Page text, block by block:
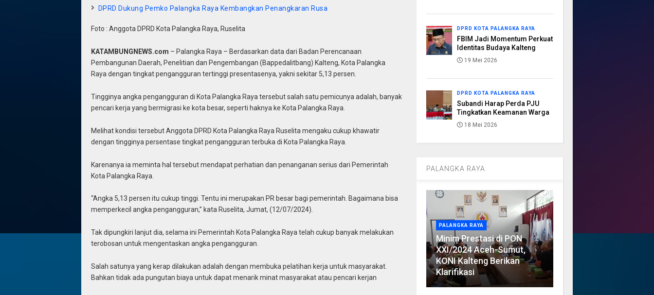
DPRD Dukung Pemko Palangka Raya Kembangkan Penangkaran Rusa
Foto : Anggota DPRD Kota Palangka Raya, Ruselita
KATAMBUNGNEWS.com – Palangka Raya – Berdasarkan data dari Badan Perencanaan
Pembangunan Daerah, Penelitian dan Pengembangan (Bappedalitbang) Kalteng, Kota Palangka
Raya dengan tingkat pengangguran tertinggi presentasenya, yakni sekitar 5,13 persen.
Tingginya angka pengangguran di Kota Palangka Raya tersebut salah satu pemicunya adalah, banyak
pencari kerja yang bermigrasi ke kota besar, seperti haknya ke Kota Palangka Raya.
Melihat kondisi tersebut Anggota DPRD Kota Palangka Raya Ruselita mengaku cukup khawatir
dengan tingginya persentase tingkat pengangguran terbuka di Kota Palangka Raya.
Karenanya ia meminta hal tersebut mendapat perhatian dan penanganan serius dari Pemerintah
Kota Palangka Raya.
“Angka 5,13 persen itu cukup tinggi. Tentu ini merupakan PR besar bagi pemerintah. Bagaimana bisa
memperkecil angka pengangguran,” kata Ruselita, Jumat, (12/07/2024).
Tak dipungkiri lanjut dia, selama ini Pemerintah Kota Palangka Raya telah cukup banyak melakukan
terobosan untuk mengentaskan angka pengangguran.
Salah satunya yang kerap dilakukan adalah dengan membuka pelatihan kerja untuk masyarakat.
Bahkan tidak ada pungutan biaya untuk dapat menarik minat masyarakat atau pencari kerjan
DPRD KOTA PALANGKA RAYA
FBIM Jadi Momentum Perkuat
Identitas Budaya Kalteng
19 Mei 2026
DPRD KOTA PALANGKA RAYA
Subandi Harap Perda PJU
Tingkatkan Keamanan Warga
18 Mei 2026
PALANGKA RAYA
PALANGKA RAYA
Minim Prestasi di PON
XXI/2024 Aceh-Sumut,
KONI Kalteng Berikan
Klarifikasi